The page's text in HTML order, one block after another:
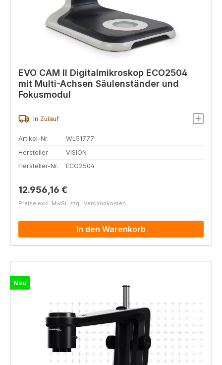
EVO CAM II Digitalmikroskop ECO2504
mit Multi-Achsen Säulenständer und
Fokusmodul
In Zulauf
Artikel-Nr.
WL51777
Hersteller
VISION
Hersteller-Nr.
ECO2504
Regulärer Preis:
12.956,16 €
Preise exkl. MwSt. zzgl. Versandkosten
In den Warenkorb
Neu